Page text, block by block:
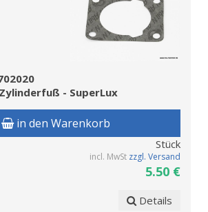
- SuperLux
in den Warenkorb
Stück
incl. MwSt zzgl. Versand
5.50 €
Details